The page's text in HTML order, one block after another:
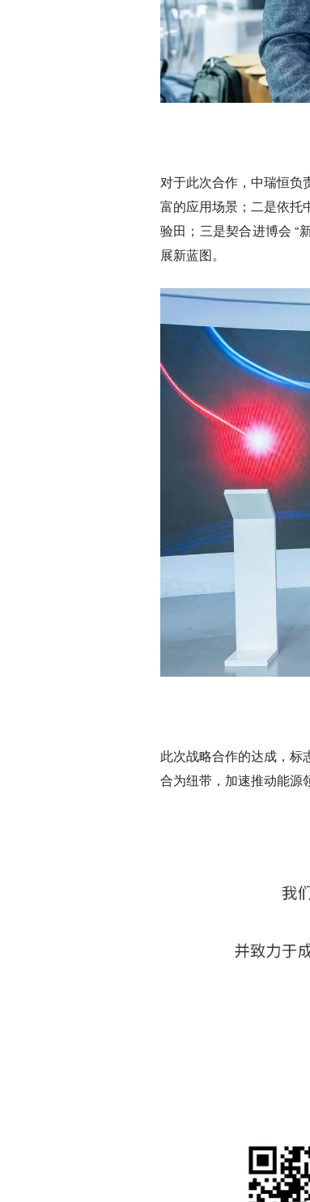
对于此次合作，中瑞恒负
富的应用场景；二是依托
验田；三是契合进博会 “
展新蓝图。
此次战略合作的达成，标
合为纽带，加速推动能源